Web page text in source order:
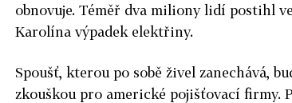
obnovuje. Téměř dva miliony lidí postihl
Karolína výpadek elektřiny.
Spoušť, kterou po sobě živel zanechává,
zkouškou pro americké pojišťovací firmy.